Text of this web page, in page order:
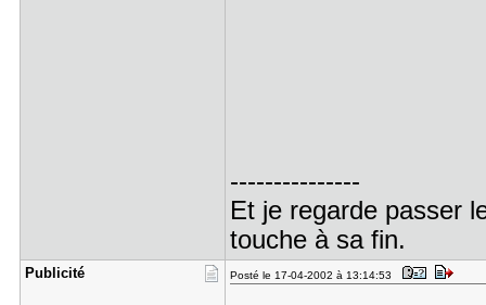
---------------
Et je regarde passer
touche à sa fin.
Publicité Posté le 17-04-2002 à 13:14:53